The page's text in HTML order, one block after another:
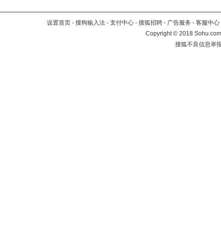
设置首页 - 搜狗输入法 - 支付中心 - 搜狐招聘 - 广告服务 - 客服中心
Copyright©2018
搜狐不良信息举